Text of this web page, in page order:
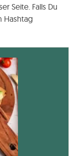
Seite. Falls Du
Hashtag